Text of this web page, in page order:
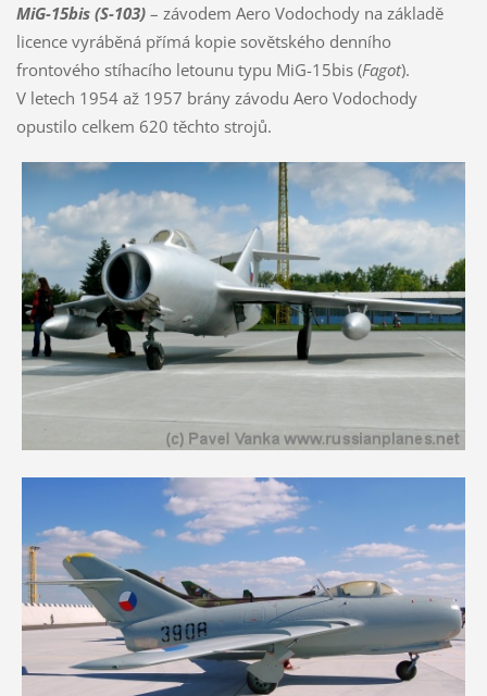
MiG-15bis (S-103)– závodem Aero Vodochody na základě
licence vyráběná přímá kopie sovětského denního
frontového stíhacího letounu typu MiG-15bis (Fagot).
V letech 1954 až 1957 brány závodu Aero Vodochody
opustilo celkem 620 těchto strojů.